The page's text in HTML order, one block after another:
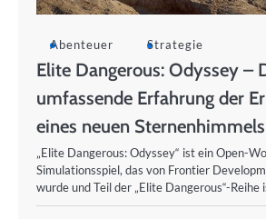
Abenteuer Strategie
Elite Dangerous: Odyssey –
umfassende Erfahrung der
eines neuen Sternenhimmels
„Elite Dangerous: Odyssey“ ist ein Open-
Simulationsspiel, das von Frontier
wurde und Teil der „Elite Dangerous“-Reihe